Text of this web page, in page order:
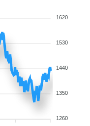
1620
1530
1440
1350
1260